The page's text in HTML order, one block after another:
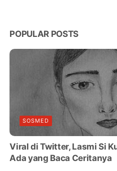
POPULAR POSTS
SOSMED
Viral di Twitter, Lasmi Si
Ada yang Baca Ceritanya